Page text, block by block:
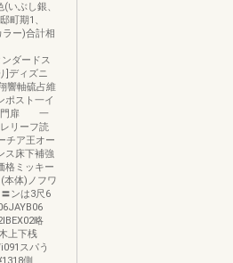
いぶし銀、
町期1、
ー)合計相
ダードス
]ディズニ
響軸硫占維
ポスト一イ
門扉 一
リーフ読
チア王オー
ス床下補強
格ミッキー
本体)ノフワ
ンは3尺6
略
上下桟
スパう